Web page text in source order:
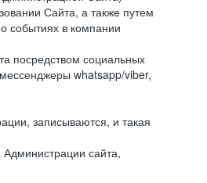
Сайта, а также путем
событиях в компании
посредством социальных
whatsapp/viber,
записываются, и такая
сайта,